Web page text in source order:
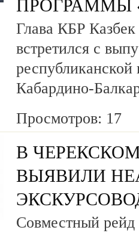
ПРОГРАММЫ
Глава КБР Казбек
встретился с
Кабардино-
Просмотров: 17
В
ВЫЯВИЛИ
Совместный рейд